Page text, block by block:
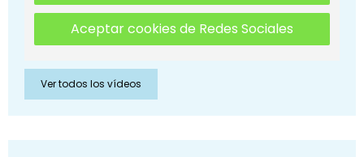
Aceptar cookies de Redes Sociales
Ver todos los vídeos